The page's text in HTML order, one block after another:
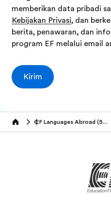
memberikan data pribadi
Kebijakan Privasi, dan
berita, penawaran, dan
program EF melalui email
Kirim
Home EF Languages Abroad (50+ tahun)